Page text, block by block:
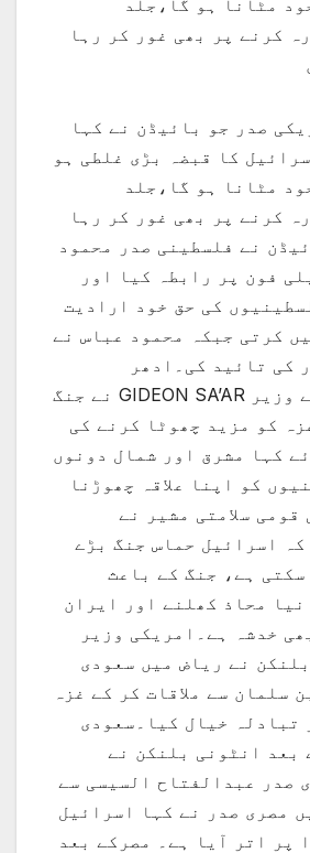
کرنے پر بھی غور کر رہا
صدر جو بائیڈن نے کہا
کا قبضہ بڑی غلطی ہو
مٹانا ہو گا،جلد
کرنے پر بھی غور کر رہا
نے فلسطینی صدر محمود
فون پر رابطہ کیا اور
کی حق خود ارادیت
کرتی جبکہ محمود عباس نے
کی تائید کی۔ادھر
اسرائیل کے نئے وزیر GIDEON SA’AR نے جنگ
کو مزید چھوٹا کرنے کی
کہا مشرق اور شمال دونوں
کو اپنا علاقہ چھوڑنا
قومی سلامتی مشیر نے
اسرائیل حماس جنگ بڑے
ہے، جنگ کے باعث
محاذ کھلنے اور ایران
خدشہ ہے۔امریکی وزیر
نے ریاض میں سعودی
سلمان سے ملاقات کر کے غزہ
تبادلہ خیال کیا۔سعودی
بعد انٹونی بلنکن نے
صدر عبدالفتاح السیسی سے
مصری صدر نے کہا اسرائیل
پر اتر آیا ہے۔ مصرکے بعد